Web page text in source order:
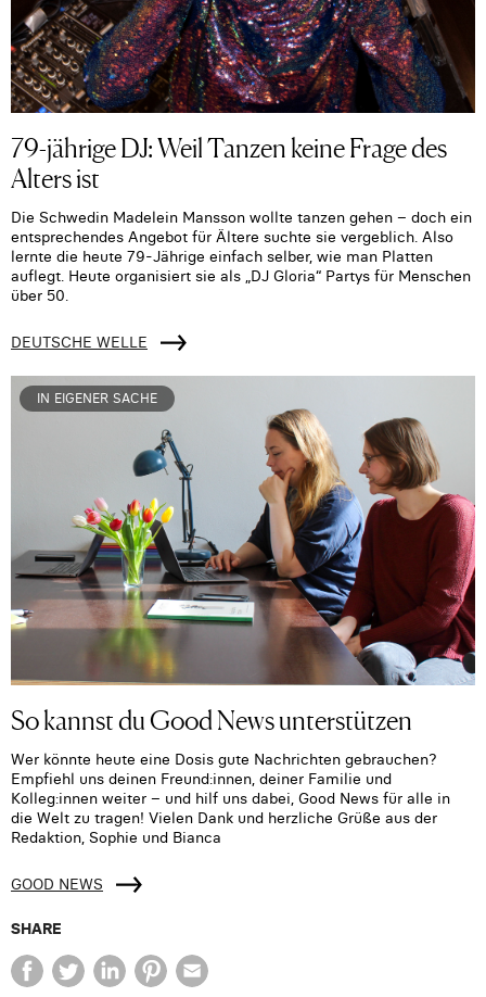
79-jährige DJ: Weil Tanzen keine Frage des
Alters ist
Die Schwedin Madelein Mansson wollte tanzen gehen – doch ein
entsprechendes Angebot für Ältere suchte sie vergeblich. Also
lernte die heute 79-Jährige einfach selber, wie man Platten
auflegt. Heute organisiert sie als „DJ Gloria“ Partys für Menschen
über 50.
DEUTSCHE WELLE
IN EIGENER SACHE
So kannst du Good News unterstützen
Wer könnte heute eine Dosis gute Nachrichten gebrauchen?
Empfiehl uns deinen Freund:innen, deiner Familie und
Kolleg:innen weiter – und hilf uns dabei, Good News für alle in
die Welt zu tragen! Vielen Dank und herzliche Grüße aus der
Redaktion, Sophie und Bianca
GOOD NEWS
SHARE